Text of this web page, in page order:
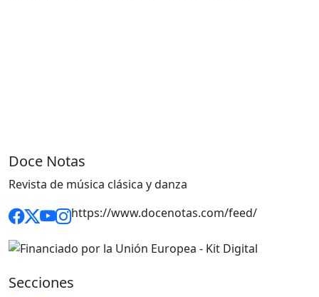
Doce Notas
Revista de música clásica y danza
https://www.docenotas.com/feed/
Secciones